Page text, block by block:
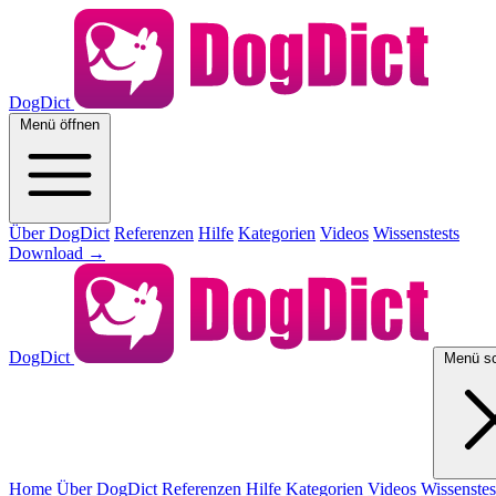
DogDict
Menü öffnen
Über DogDict Referenzen Hilfe Kategorien Videos Wissenstests
Download →
DogDict Menü
Home Über DogDict Referenzen Hilfe Kategorien Videos